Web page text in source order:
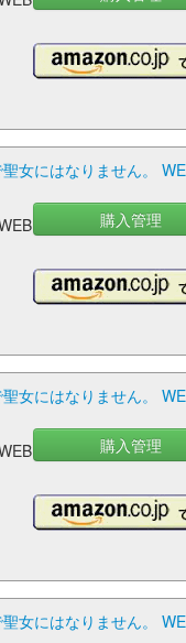
女にはなりません。
購入管理
女にはなりません。
購入管理
女にはなりません。